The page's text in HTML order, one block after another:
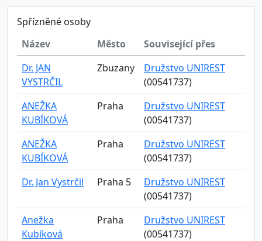
Spřízněné osoby
Název
Město
Související přes
Dr. JAN
VYSTRČIL
Zbuzany
Družstvo UNIREST
(00541737)
ANEŽKA
KUBÍKOVÁ
Praha
Družstvo UNIREST
(00541737)
ANEŽKA
KUBÍKOVÁ
Praha
Družstvo UNIREST
(00541737)
Dr. Jan Vystrčil
Praha 5
Družstvo UNIREST
(00541737)
Anežka
Kubíková
Praha
Družstvo UNIREST
(00541737)